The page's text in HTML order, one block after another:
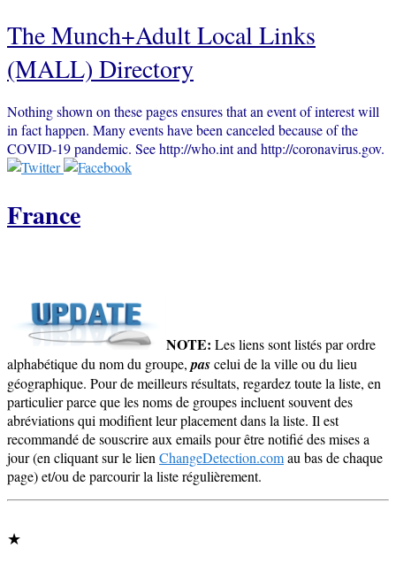
The Munch+Adult Local Links
(MALL) Directory
Nothing shown on these pages ensures that an event of interest will
in fact happen. Many events have been canceled because of the
COVID-19 pandemic. See http://who.int and http://coronavirus.gov.
France
NOTE: Les liens sont listés par ordre
alphabétique du nom du groupe,pascelui de la ville ou du lieu
géographique. Pour de meilleurs résultats, regardez toute la liste, en
particulier parce que les noms de groupes incluent souvent des
abréviations qui modifient leur placement dans la liste. Il est
recommandé de souscrire aux emails pour être notifié des mises a
jour (en cliquant sur le lienChangeDetection.comau bas de chaque
page) et/ou de parcourir la liste régulièrement.
★